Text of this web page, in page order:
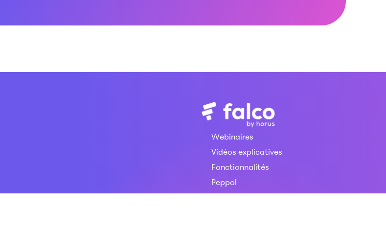
Webinaires
Vidéos explicatives
Fonctionnalités
Peppol
Tarifs